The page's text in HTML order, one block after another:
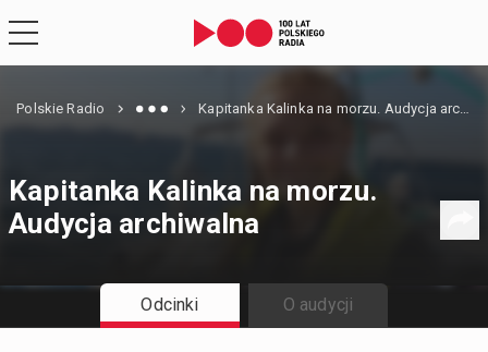
Polskie Radio Kapitanka Kalinka na morzu. Audycja archiwalna
Kapitanka Kalinka na morzu.
Audycja archiwalna
Odcinki O audycji